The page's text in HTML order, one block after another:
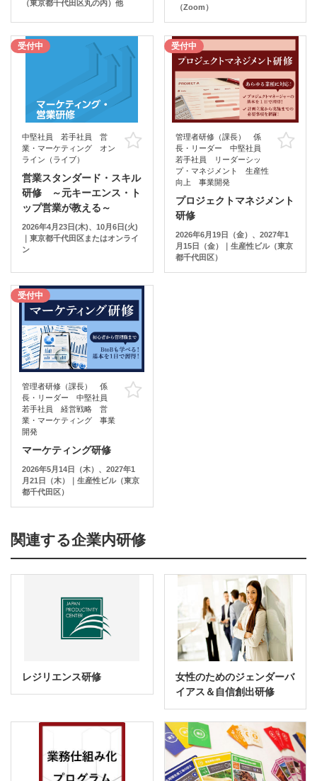
（東京都千代田区丸の内）他
（Zoom）
受付中
中堅社員 若手社員 営
業・マーケティング オン
ライン（ライブ）
お気に入り
営業スタンダード・スキル
研修 ～元キーエンス・ト
ップ営業が教える～
2026年4月23日(木)、10月6日(火)
｜東京都千代田区またはオンライ
ン
受付中
管理者研修（課長） 係
長・リーダー 中堅社員
若手社員 リーダーシッ
プ・マネジメント 生産性
向上 事業開発
プロジェクトマネジメント
研修
2026年6月19日（金）、2027年1
月15日（金）｜生産性ビル（東京
都千代田区）
受付中
管理者研修（課長） 係
長・リーダー 中堅社員
若手社員 経営戦略 営
業・マーケティング 事業
開発
マーケティング研修
2026年5月14日（木）、2027年1
月21日（木）｜生産性ビル（東京
都千代田区）
関連する企業内研修
レジリエンス研修
女性のためのジェンダーバ
イアス＆自信創出研修